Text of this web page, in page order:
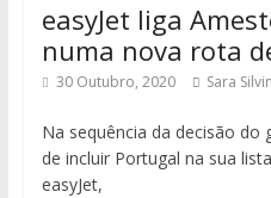
easyJet liga
numa nova rota
30 Outubro, 2020 Sara
Na sequência da decisão do
de incluir Portugal na sua
easyJet,